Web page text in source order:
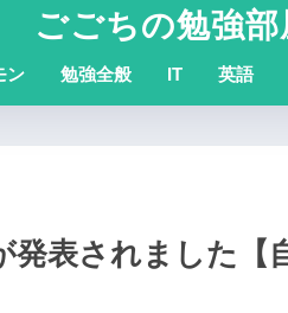
ごごちの勉強部
ン 勉強全般 IT 英語
発表されました【